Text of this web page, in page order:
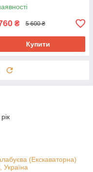
₴ 5 600 ₴
Купити
(Екскаваторна)
Україна